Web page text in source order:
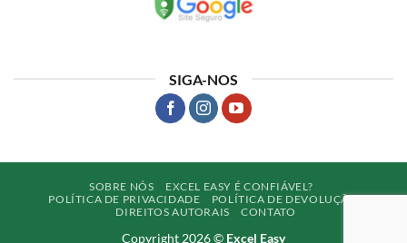
SIGA-NOS
SOBRE NÓS
EXCEL EASY É CONFIÁVEL?
POLÍTICA DE PRIVACIDADE
POLÍTICA DE DEVOLUÇÃO
DIREITOS AUTORAIS
CONTATO
Copyright 2026 © Excel Easy